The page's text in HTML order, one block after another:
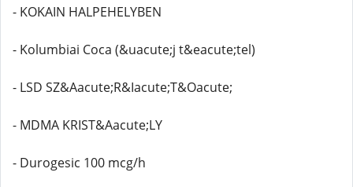
- KOKAIN HALPEHELYBEN
- Kolumbiai Coca (&uacute;j t&eacute;tel)
- LSD SZ&Aacute;R&Iacute;T&Oacute;
- MDMA KRIST&Aacute;LY
- Durogesic 100 mcg/h